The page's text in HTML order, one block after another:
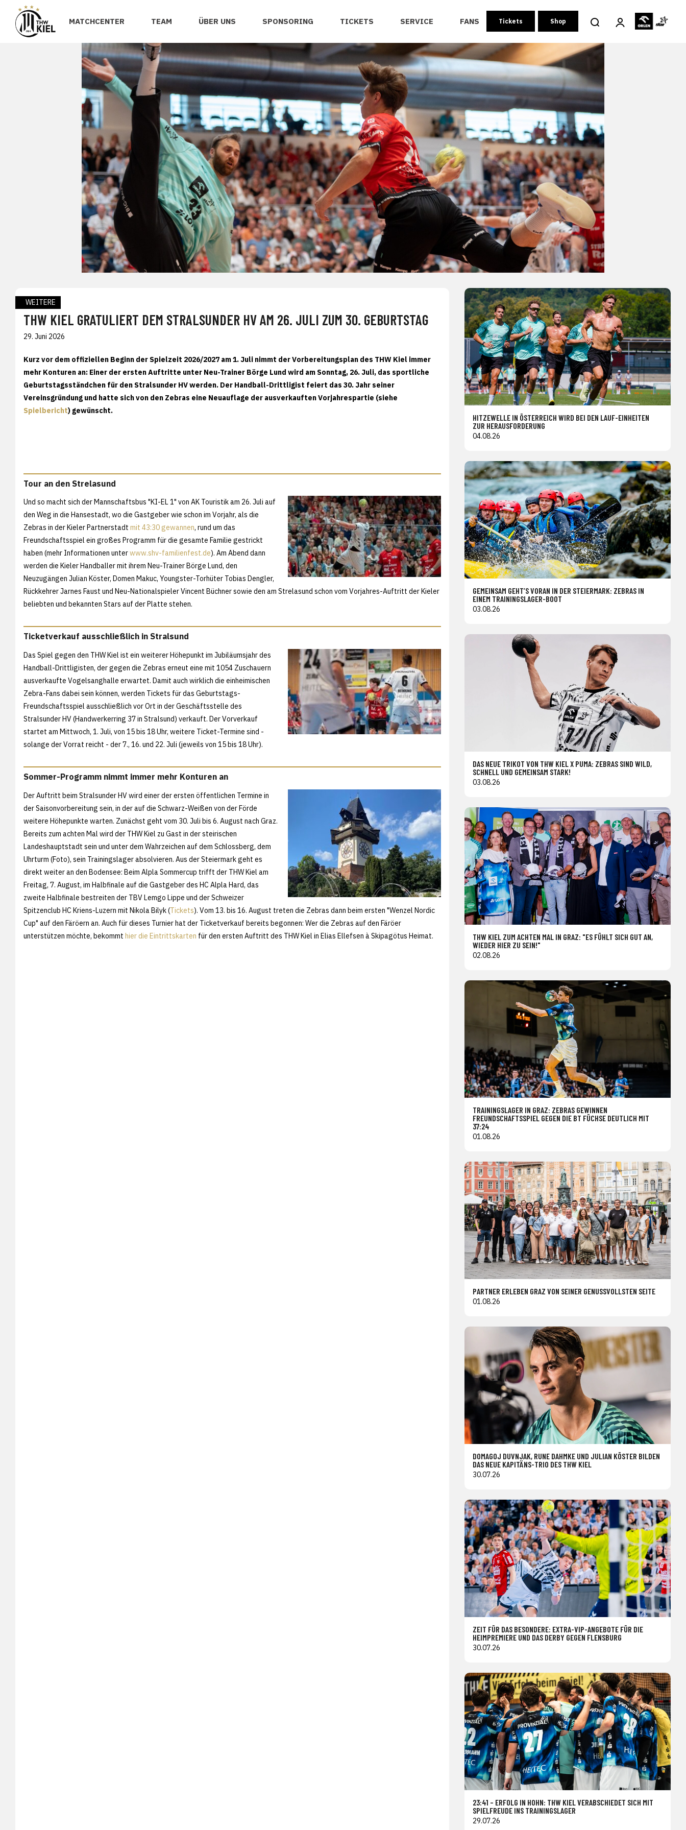
MATCHCENTER TEAM ÜBER UNS SPONSORING TICKETS SERVICE FANS Tickets Shop
WEITERE
THW KIEL GRATULIERT DEM STRALSUNDER HV AM 26. JULI ZUM 30. GEBURTSTAG
29. Juni 2026
Kurz vor dem offiziellen Beginn der Spielzeit 2026/2027 am 1. Juli nimmt der Vorbereitungsplan des THW Kiel immer
mehr Konturen an: Einer der ersten Auftritte unter Neu-Trainer Börge Lund wird am Sonntag, 26. Juli, das sportliche
Geburtstagsständchen für den Stralsunder HV werden. Der Handball-Drittligist feiert das 30. Jahr seiner
Vereinsgründung und hatte sich von den Zebras eine Neuauflage der ausverkauften Vorjahrespartie (siehe
Spielbericht) gewünscht.
Tour an den Strelasund
Und so macht sich der Mannschaftsbus "KI-EL 1" von AK Touristik am 26. Juli auf
den Weg in die Hansestadt, wo die Gastgeber wie schon im Vorjahr, als die
Zebras in der Kieler Partnerstadt mit 43:30 gewannen, rund um das
Freundschaftsspiel ein großes Programm für die gesamte Familie gestrickt
haben (mehr Informationen unterwww.shv-familienfest.de). Am Abend dann
werden die Kieler Handballer mit ihrem Neu-Trainer Börge Lund, den
Neuzugängen Julian Köster, Domen Makuc, Youngster-Torhüter Tobias Dengler,
Rückkehrer Jarnes Faust und Neu-Nationalspieler Vincent Büchner sowie den am Strelasund schon vom Vorjahres-Auftritt der Kieler
beliebten und bekannten Stars auf der Platte stehen.
Ticketverkauf ausschließlich in Stralsund
Das Spiel gegen den THW Kiel ist ein weiterer Höhepunkt im Jubiläumsjahr des
Handball-Drittligisten, der gegen die Zebras erneut eine mit 1054 Zuschauern
ausverkaufte Vogelsanghalle erwartet. Damit auch wirklich die einheimischen
Zebra-Fans dabei sein können, werden Tickets für das Geburtstags-
Freundschaftsspiel ausschließlich vor Ort in der Geschäftsstelle des
Stralsunder HV (Handwerkerring 37 in Stralsund) verkauft. Der Vorverkauf
startet am Mittwoch, 1. Juli, von 15 bis 18 Uhr, weitere Ticket-Termine sind -
solange der Vorrat reicht - der 7., 16. und 22. Juli (jeweils von 15 bis 18 Uhr).
Sommer-Programm nimmt immer mehr Konturen an
Der Auftritt beim Stralsunder HV wird einer der ersten öffentlichen Termine in
der Saisonvorbereitung sein, in der auf die Schwarz-Weißen von der Förde
weitere Höhepunkte warten. Zunächst geht vom 30. Juli bis 6. August nach Graz.
Bereits zum achten Mal wird der THW Kiel zu Gast in der steirischen
Landeshauptstadt sein und unter dem Wahrzeichen auf dem Schlossberg, dem
Uhrturm (Foto), sein Trainingslager absolvieren. Aus der Steiermark geht es
direkt weiter an den Bodensee: Beim Alpla Sommercup trifft der THW Kiel am
Freitag, 7. August, im Halbfinale auf die Gastgeber des HC Alpla Hard, das
zweite Halbfinale bestreiten der TBV Lemgo Lippe und der Schweizer
Spitzenclub HC Kriens-Luzern mit Nikola Bilyk (Tickets). Vom 13. bis 16. August treten die Zebras dann beim ersten "Wenzel Nordic
Cup" auf den Färöern an. Auch für dieses Turnier hat der Ticketverkauf bereits begonnen: Wer die Zebras auf den Färöer
unterstützen möchte, bekommt hier die Eintrittskarten für den ersten Auftritt des THW Kiel in Elias Ellefsen à Skipagötus Heimat.
HITZEWELLE IN ÖSTERREICH WIRD BEI DEN LAUF-EINHEITEN
ZUR HERAUSFORDERUNG
04.08.26
GEMEINSAM GEHT’S VORAN IN DER STEIERMARK: ZEBRAS IN
EINEM TRAININGSLAGER-BOOT
03.08.26
DAS NEUE TRIKOT VON THW KIEL X PUMA: ZEBRAS SIND WILD,
SCHNELL UND GEMEINSAM STARK!
03.08.26
THW KIEL ZUM ACHTEN MAL IN GRAZ: "ES FÜHLT SICH GUT AN,
WIEDER HIER ZU SEIN!"
02.08.26
TRAININGSLAGER IN GRAZ: ZEBRAS GEWINNEN
FREUNDSCHAFTSSPIEL GEGEN DIE BT FÜCHSE DEUTLICH MIT
37:24
01.08.26
PARTNER ERLEBEN GRAZ VON SEINER GENUSSVOLLSTEN SEITE
01.08.26
DOMAGOJ DUVNJAK, RUNE DAHMKE UND JULIAN KÖSTER BILDEN
DAS NEUE KAPITÄNS-TRIO DES THW KIEL
30.07.26
ZEIT FÜR DAS BESONDERE: EXTRA-VIP-ANGEBOTE FÜR DIE
HEIMPREMIERE UND DAS DERBY GEGEN FLENSBURG
30.07.26
23:41 – ERFOLG IN HOHN: THW KIEL VERABSCHIEDET SICH MIT
SPIELFREUDE INS TRAININGSLAGER
29.07.26